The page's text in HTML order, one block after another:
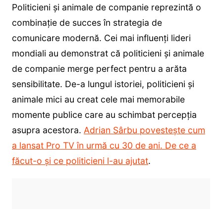
Politicieni și animale de companie reprezintă o
combinație de succes în strategia de
comunicare modernă. Cei mai influenți lideri
mondiali au demonstrat că politicieni și animale
de companie merge perfect pentru a arăta
sensibilitate. De-a lungul istoriei, politicieni și
animale mici au creat cele mai memorabile
momente publice care au schimbat percepția
asupra acestora. Adrian Sârbu povestește cum
a lansat Pro TV în urmă cu 30 de ani. De ce a
făcut-o și ce politicieni l-au ajutat.